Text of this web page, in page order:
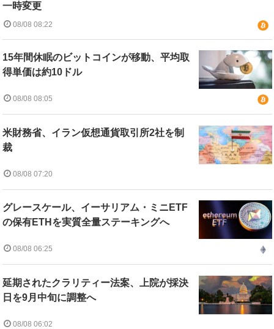
一時変更
08/08 08:22
15年間休眠のビットコインが移動、平均取
得単価は約10ドル
08/08 08:05
米財務省、イラン仮想通貨取引所2社を制
裁
08/08 07:20
グレースケール、イーサリアム・ミニETF
の保有ETHを実質全量ステーキングへ
08/08 06:25
延期されたクラリティー法案、上院が採決
日を9月中旬に調整へ
08/08 06:02